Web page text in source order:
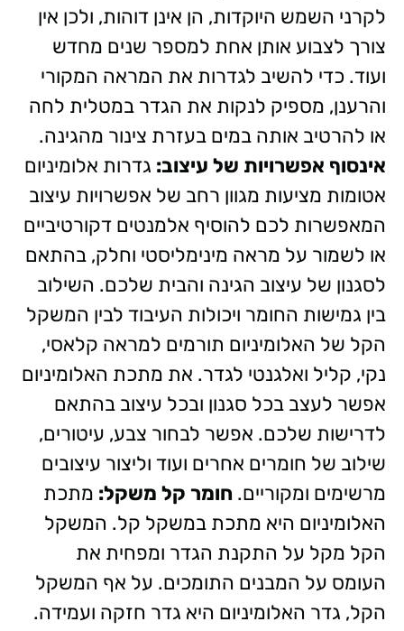
לקרני השמש היוקדות, הן אינן דוהות, ולכן אין
צורך לצבוע אותן אחת למספר שנים מחדש
ועוד. כדי להשיב לגדרות את המראה המקורי
והרענן, מספיק לנקות את הגדר במטלית לחה
או להרטיב אותה במים בעזרת צינור מהגינה.
אינסוף אפשרויות של עיצוב: גדרות אלומיניום
אטומות מציעות מגוון רחב של אפשרויות עיצוב
המאפשרות לכם להוסיף אלמנטים דקורטיביים
או לשמור על מראה מינימליסטי וחלק, בהתאם
לסגנון של עיצוב הגינה והבית שלכם. השילוב
בין גמישות החומר ויכולות העיבוד לבין המשקל
הקל של האלומיניום תורמים למראה קלאסי,
נקי, קליל ואלגנטי לגדר. את מתכת האלומיניום
אפשר לעצב בכל סגנון ובכל עיצוב בהתאם
לדרישות שלכם. אפשר לבחור צבע, עיטורים,
שילוב של חומרים אחרים ועוד וליצור עיצובים
מרשימים ומקוריים. חומר קל משקל: מתכת
האלומיניום היא מתכת במשקל קל. המשקל
הקל מקל על התקנת הגדר ומפחית את
העומס על המבנים התומכים. על אף המשקל
הקל, גדר האלומיניום היא גדר חזקה ועמידה.